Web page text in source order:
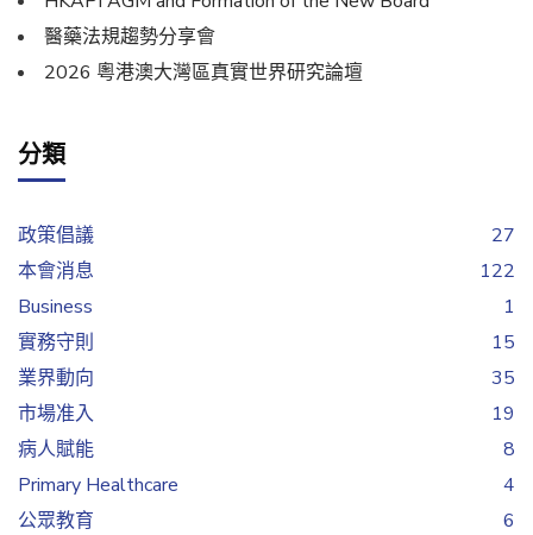
醫藥法規趨勢分享會
2026 粵港澳大灣區真實世界研究論壇
分類
政策倡議
27
本會消息
122
Business
1
實務守則
15
業界動向
35
市場准入
19
病人賦能
8
Primary Healthcare
4
公眾教育
6